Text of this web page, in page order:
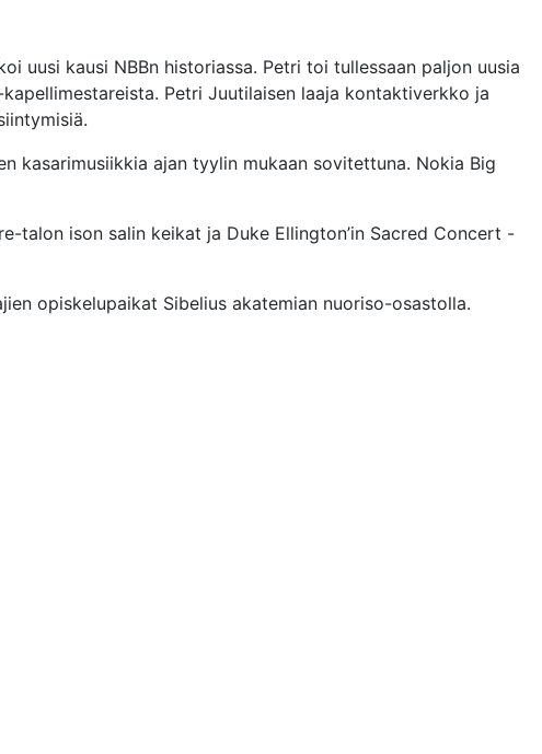
uusi kausi NBBn historiassa. Petri toi tullessaan paljon uusia
Petri Juutilaisen laaja kontaktiverkko ja
kasarimusiikkia ajan tyylin mukaan sovitettuna. Nokia Big
talon ison salin keikat ja Duke Ellington’in Sacred Concert -
opiskelupaikat Sibelius akatemian nuoriso-osastolla.